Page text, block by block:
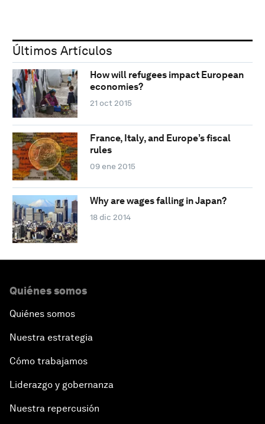
Últimos Artículos
How will refugees impact European
economies?
21 oct 2015
France, Italy, and Europe’s fiscal
rules
09 ene 2015
Why are wages falling in Japan?
18 dic 2014
Quiénes somos
Quiénes somos
Nuestra estrategia
Cómo trabajamos
Liderazgo y gobernanza
Nuestra repercusión